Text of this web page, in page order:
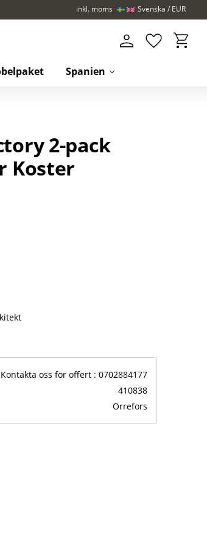
inkl. moms
Spanien
Favoriter
Svenska EUR
2-pack
Koster
Kontakta oss för offert : 0702884177
410838
Orrefors